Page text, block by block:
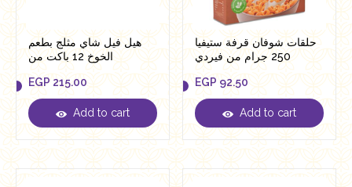
هيل فيل شاي مثلج بطعم
الخوخ 12 باكت من
التوناهيلث
EGP 215.00
EGP 215.00
Add to cart
حلقات شوفان قرفة ستيفيا
250 جرام من فيردي
EGP 92.50
EGP 92.50
Add to cart